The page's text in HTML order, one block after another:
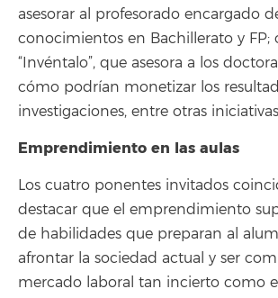
asesorar al profesorado encargado
conocimientos en Bachillerato y FP;
“Invéntalo”, que asesora a los
cómo podrían monetizar los
investigaciones, entre otras
Emprendimiento en las aulas
Los cuatro ponentes invitados
destacar que el emprendimiento
de habilidades que preparan al
afrontar la sociedad actual y ser
mercado laboral tan incierto como